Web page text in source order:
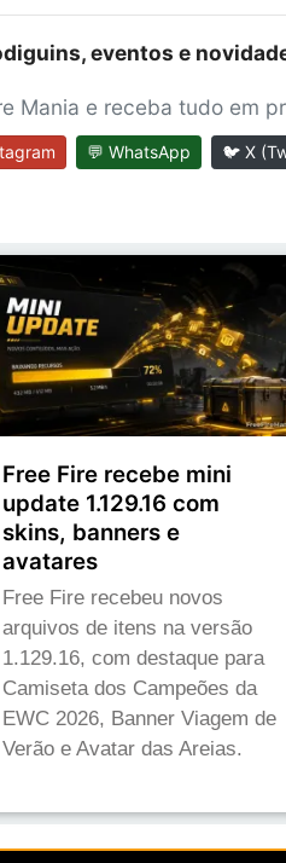
eventos e
Mania e receba tudo em
💬 WhatsApp 🐦 X
Free Fire recebe mini
update 1.129.16 com
skins, banners e
avatares
Free Fire recebeu novos
arquivos de itens na versão
1.129.16, com destaque para
Camiseta dos Campeões da
EWC 2026, Banner Viagem de
Verão e Avatar das Areias.